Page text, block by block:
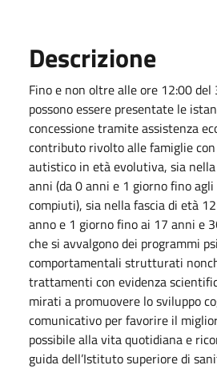
Descrizione
Fino e non oltre alle ore 12:00
possono essere presentate le
concessione tramite assistenza
contributo rivolto alle famiglie
autistico in età evolutiva, sia
anni (da 0 anni e 1 giorno fino
compiuti), sia nella fascia di età
anno e 1 giorno fino ai 17 anni e
che si avvalgono dei programmi
comportamentali strutturati
trattamenti con evidenza
mirati a promuovere lo sviluppo
comunicativo per favorire il
possibile alla vita quotidiana e
guida dell’Istituto superiore di